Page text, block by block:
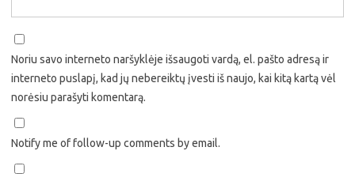
Noriu savo interneto naršyklėje išsaugoti vardą, el. pašto adresą ir
interneto puslapį, kad jų nebereiktų įvesti iš naujo, kai kitą kartą vėl
norėsiu parašyti komentarą.
Notify me of follow-up comments by email.